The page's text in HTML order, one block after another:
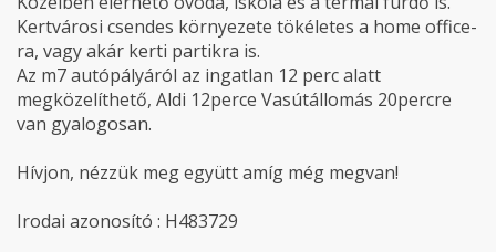
Kertvárosi csendes környezete tökéletes a home office-
ra, vagy akár kerti partikra is.
Az m7 autópályáról az ingatlan 12 perc alatt
megközelíthető, Aldi 12perce Vasútállomás 20percre
van gyalogosan.
Hívjon, nézzük meg együtt amíg még megvan!
Irodai azonosító : H483729